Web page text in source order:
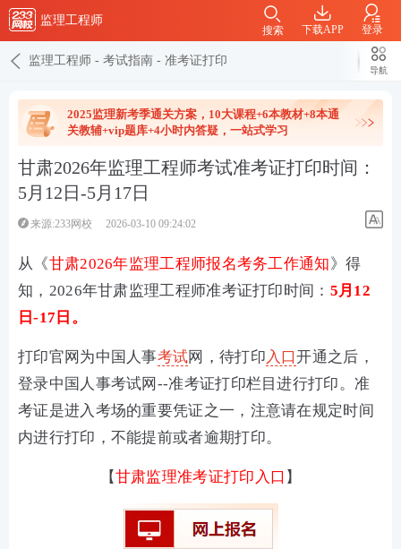
监理工程师
下载APP 登录
搜索
监理工程师 - 考试指南 - 准考证打印
导航
2025监理新考季通关方案，10大课程+6本教材+8本通
关教辅+vip题库+4小时内答疑，一站式学习
甘肃2026年监理工程师考试准考证打印时间：
5月12日-5月17日
来源:233网校 2026-03-10 09:24:02
从《甘肃2026年监理工程师报名考务工作通知》得
知，2026年甘肃监理工程师准考证打印时间： 5月12
日-17日。
打印官网为中国人事考试网 ， 待打印入口开通之后，
登录中国人事考试网--准考证打印栏目进行打印。准
考证是进入考场的重要凭证之一，注意请在规定时间
内进行打印，不能提前或者逾期打印。
【甘肃监理准考证打印入口 】